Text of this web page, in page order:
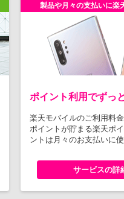
製品や月々の支払いに楽
ポイント利用でずっ
楽天モバイルのご利用料
ポイントが貯まる楽天ポ
ントは月々のお支払いに
サービスの詳